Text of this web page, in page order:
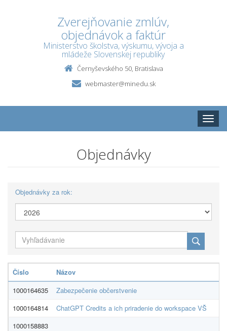
Zverejňovanie zmlúv,
objednávok a faktúr
Ministerstvo školstva, výskumu, vývoja a
mládeže Slovenskej republiky
Černyševského 50, Bratislava
webmaster@minedu.sk
Toggle
Objednávky
Objednávky za rok:
Číslo Názov
1000164635
Zabezpečenie občerstvenie
1000164814
ChatGPT Credits a ich priradenie do workspace VŠ
1000158883